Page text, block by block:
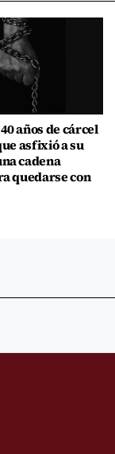
años de cárcel
asfixió a su
cadena
quedarse con